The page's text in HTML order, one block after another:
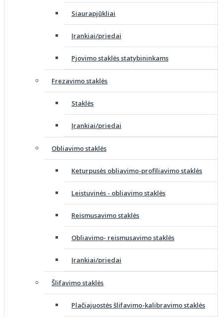
Siaurapjūkliai
Įrankiai/priedai
Pjovimo staklės statybininkams
Frezavimo staklės
Staklės
Įrankiai/priedai
Obliavimo staklės
Keturpusės obliavimo-profiliavimo staklės
Leistuvinės - obliavimo staklės
Reismusavimo staklės
Obliavimo- reismusavimo staklės
Įrankiai/priedai
Šlifavimo staklės
Plačiajuostės šlifavimo-kalibravimo staklės